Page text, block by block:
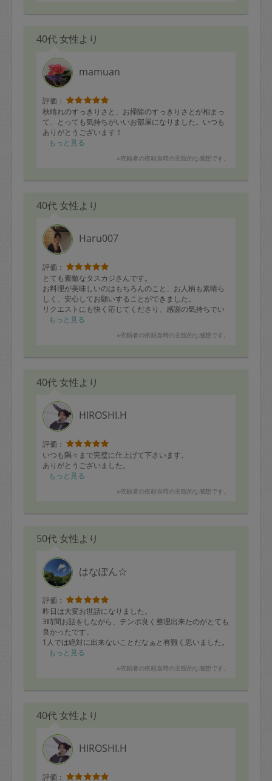
次回もよろしくお願いします♪(๑ᴖ◡ᴖ๑)♪
40代 女性より
mamuan
評価：
秋晴れのすっきりさと、お掃除のすっきりさとが相まっ
て、とっても気持ちがいいお部屋になりました。いつも
ありがとうございます！
もっと見る
※依頼者の依頼当時の主観的な感想です。
40代 女性より
Haru007
評価：
とても素敵なタスカジさんです。
お料理が美味しいのはもちろんのこと、お人柄も素晴ら
しく、安心してお願いすることができました。
リクエストにも快く応じてくださり、感謝の気持ちでい
っぱいです。
もっと見る
※依頼者の依頼当時の主観的な感想です。
40代 女性より
HIROSHI.H
評価：
いつも隅々まで完璧に仕上げて下さいます。
ありがとうございました。
もっと見る
※依頼者の依頼当時の主観的な感想です。
50代 女性より
はなぽん☆
評価：
昨日は大変お世話になりました。
3時間お話をしながら、テンポ良く整理出来たのがとても
良かったです。
1人では絶対に出来ないことだなぁと有難く思いました。
不要な物を仕分けて後で捨てようと置きっぱなしにして
帰りにリサイクルボックスに入れておきます」と言って
まだまだ家にたまっているスーツやCDやDVDなどがあ
体験談も参考になりました。
物を捨てられない気持ちも残っており、そういう気持ち
に寄り添って頂けたように思っています。
是非また依頼させて頂きたいです。
もっと見る
※依頼者の依頼当時の主観的な感想です。
40代 女性より
HIROSHI.H
評価：